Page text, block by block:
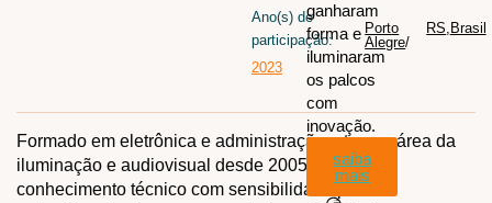
ganharam
forma e
iluminaram
os palcos
com
inovação.
saiba
mais
Porto
Alegre/
RS, Brasil
Ano(s) de
participação:
2023
Formado em eletrônica e administração, atua na área da
iluminação e audiovisual desde 2005. Aliando o
conhecimento técnico com sensibilidade para o